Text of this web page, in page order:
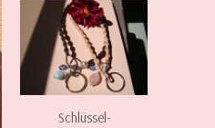
Schlüssel-